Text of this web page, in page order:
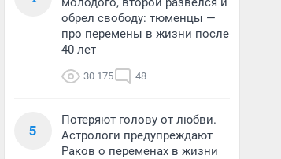
обрел свободу: тюменцы —
про перемены в жизни после
40 лет
30 175 48
5
Потеряют голову от любви.
Астрологи предупреждают
Раков о переменах в жизни